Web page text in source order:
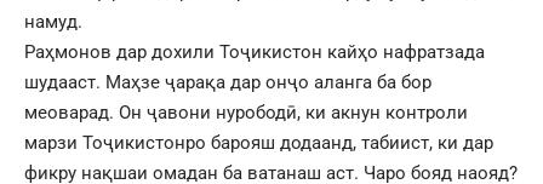
намуд.
Раҳмонов дар дохили Тоҷикистон кайҳо нафратзада
шудааст. Маҳзе ҷарақа дар онҷо аланга ба бор
меоварад. Он ҷавони нурободӣ, ки акнун контроли
марзи Тоҷикистонро барояш додаанд, табиист, ки дар
фикру нақшаи омадан ба ватанаш аст. Чаро бояд наояд?